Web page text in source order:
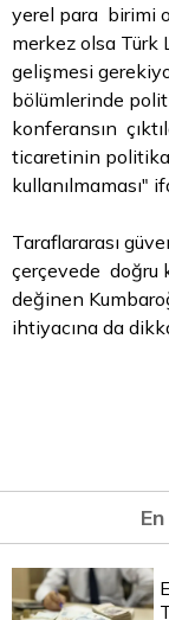
yerel para birimi
merkez olsa Türk
gelişmesi
bölümlerinde
konferansın
ticaretinin
kullanılmaması"
Taraflararası
çerçevede doğru
değinen
ihtiyacına da